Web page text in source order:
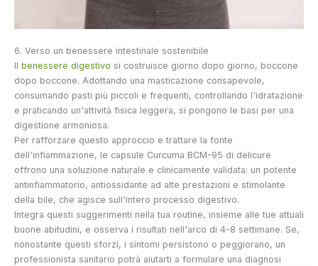
6. Verso un benessere intestinale sostenibile
Il benessere digestivo si costruisce giorno dopo giorno, boccone
dopo boccone. Adottando una masticazione consapevole,
consumando pasti più piccoli e frequenti, controllando l'idratazione
e praticando un'attività fisica leggera, si pongono le basi per una
digestione armoniosa.
Per rafforzare questo approccio e trattare la fonte
dell'infiammazione, le capsule Curcuma BCM-95 di delicure
offrono una soluzione naturale e clinicamente validata: un potente
antinfiammatorio, antiossidante ad alte prestazioni e stimolante
della bile, che agisce sull'intero processo digestivo.
Integra questi suggerimenti nella tua routine, insieme alle tue attuali
buone abitudini, e osserva i risultati nell'arco di 4-8 settimane. Se,
nonostante questi sforzi, i sintomi persistono o peggiorano, un
professionista sanitario potrà aiutarti a formulare una diagnosi